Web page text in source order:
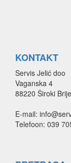
KONTAKT
Servis Jelić doo
Vaganska 4
88220 Široki
E-mail:
Telefoon: 039